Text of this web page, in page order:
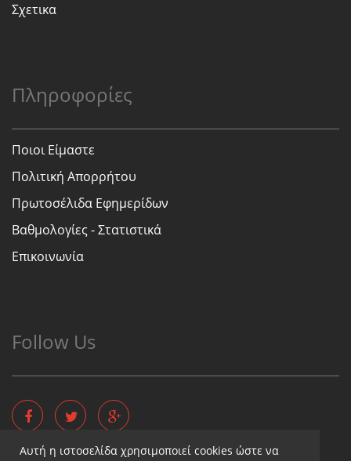
Σχετικα
Πληροφορίες
Ποιοι Είμαστε
Πολιτική Απορρήτου
Πρωτοσέλιδα Εφημερίδων
Βαθμολογίες - Στατιστικά
Επικοινωνία
Follow Us
Αυτή η ιστοσελίδα χρησιμοποιεί cookies ώστε να